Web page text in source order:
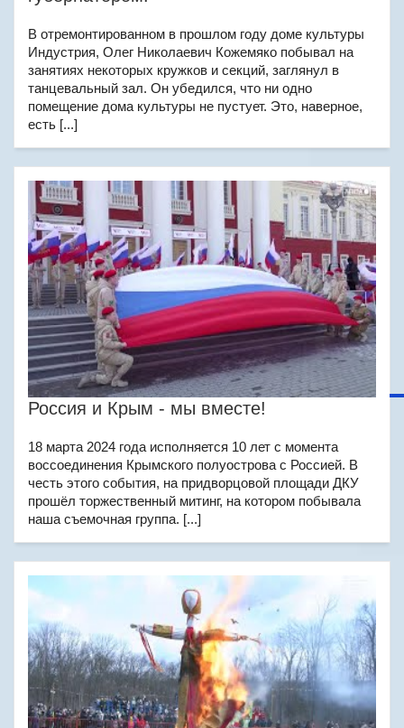
В отремонтированном в прошлом году доме культуры
Индустрия, Олег Николаевич Кожемяко побывал на
занятиях некоторых кружков и секций, заглянул в
танцевальный зал. Он убедился, что ни одно
помещение дома культуры не пустует. Это, наверное,
есть [...]
Россия и Крым - мы вместе!
18 марта 2024 года исполняется 10 лет с момента
воссоединения Крымского полуострова с Россией. В
честь этого события, на придворцовой площади ДКУ
прошёл торжественный митинг, на котором побывала
наша съемочная группа. [...]